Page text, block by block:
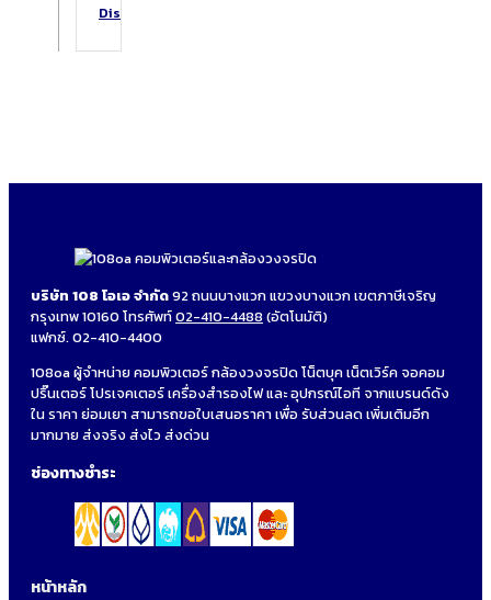
DiskStation
บริษัท 108 โอเอ จำกัด92 ถนนบางแวก แขวงบางแวก เขตภาษีเจริญ
กรุงเทพ 10160 โทรศัพท์02-410-4488 (อัตโนมัติ)
แฟกซ์. 02-410-4400
108oa ผู้จำหน่าย คอมพิวเตอร์ กล้องวงจรปิด โน็ตบุค เน็ตเวิร์ค จอคอม
ปริ๊นเตอร์ โปรเจคเตอร์ เครื่องสำรองไฟ และ อุปกรณ์ไอที จากแบรนด์ดัง
ใน ราคา ย่อมเยา สามารถขอใบเสนอราคา เพื่อ รับส่วนลด เพิ่มเติมอีก
มากมาย ส่งจริง ส่งไว ส่งด่วน
ช่องทางชำระ
หน้าหลัก